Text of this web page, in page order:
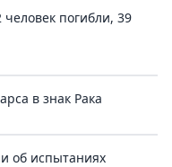
погибли, 39
в знак Рака
об испытаниях